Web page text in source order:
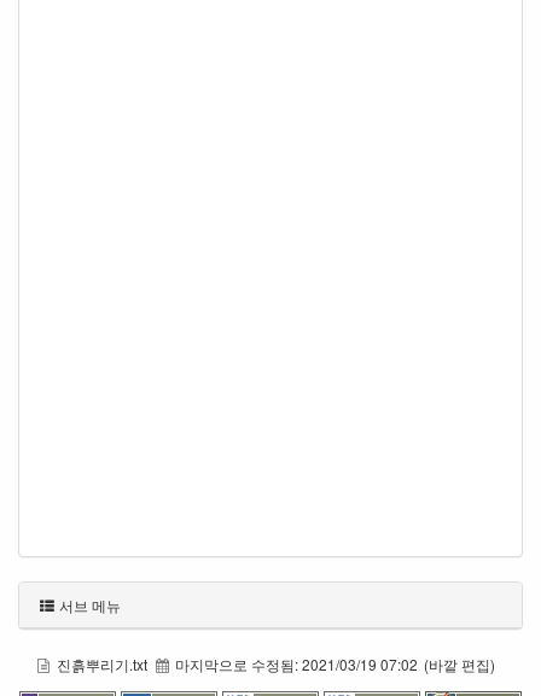
서브 메뉴
진흙뿌리기.txt 마지막으로 수정됨:2021/03/19 07:02 (바깥 편집)